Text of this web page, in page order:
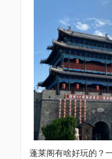
蓬莱阁有啥好玩的？